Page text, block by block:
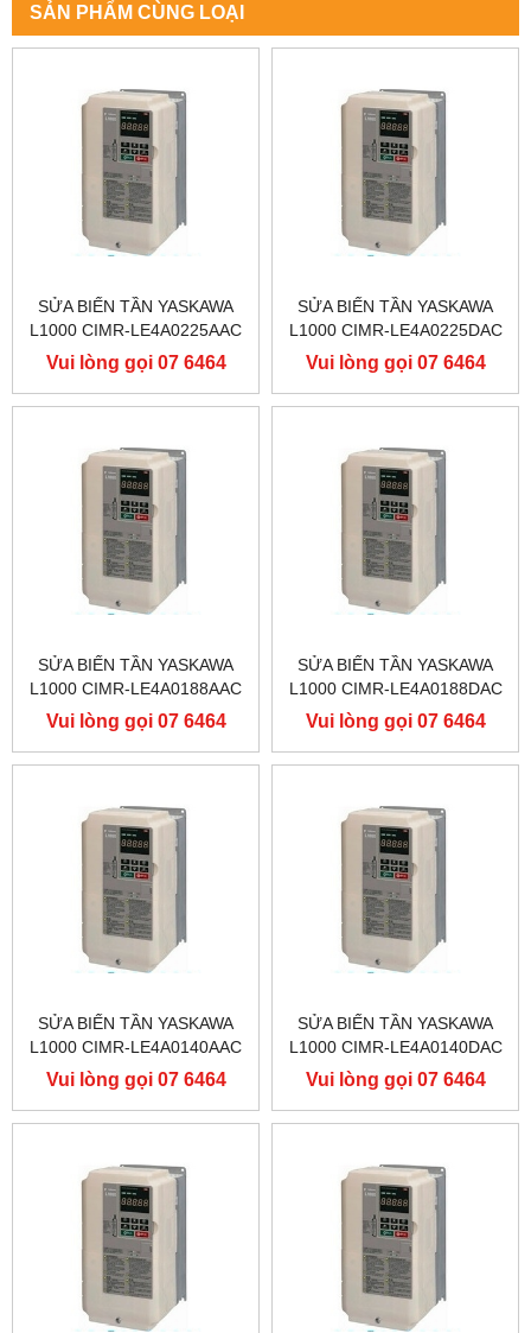
SẢN PHẨM CÙNG LOẠI
SỬA BIẾN TẦN YASKAWA
L1000 CIMR-LE4A0225AAC
400V 110KW, BIẾN TẦN
YASKAWA L1000
Vui lòng gọi 07 6464
9556
SỬA BIẾN TẦN YASKAWA
L1000 CIMR-LE4A0225DAC
400V 110KW, BIẾN TẦN
YASKAWA L1000
Vui lòng gọi 07 6464
9556
SỬA BIẾN TẦN YASKAWA
L1000 CIMR-LE4A0188AAC
400V 90KW, BIẾN TẦN
YASKAWA L1000
Vui lòng gọi 07 6464
9556
SỬA BIẾN TẦN YASKAWA
L1000 CIMR-LE4A0188DAC
400V 90KW, BIẾN TẦN
YASKAWA L1000
Vui lòng gọi 07 6464
9556
SỬA BIẾN TẦN YASKAWA
L1000 CIMR-LE4A0140AAC
400V 75KW, BIẾN TẦN
YASKAWA L1000
Vui lòng gọi 07 6464
9556
SỬA BIẾN TẦN YASKAWA
L1000 CIMR-LE4A0140DAC
400V 75KW, BIẾN TẦN
YASKAWA L1000
Vui lòng gọi 07 6464
9556